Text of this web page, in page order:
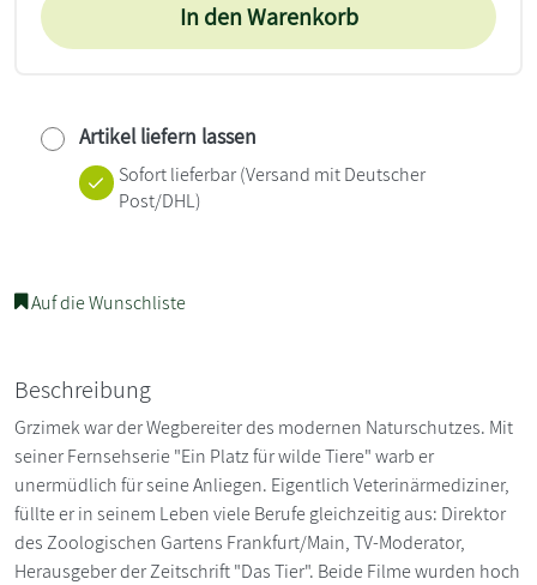
In den Warenkorb
Artikel liefern lassen
Sofort lieferbar(Versand mit Deutscher
Post/DHL)
Auf die Wunschliste
Beschreibung
Grzimek war der Wegbereiter des modernen Naturschutzes. Mit
seiner Fernsehserie "Ein Platz für wilde Tiere" warb er
unermüdlich für seine Anliegen. Eigentlich Veterinärmediziner,
füllte er in seinem Leben viele Berufe gleichzeitig aus: Direktor
des Zoologischen Gartens Frankfurt/Main, TV-Moderator,
Herausgeber der Zeitschrift "Das Tier". Beide Filme wurden hoch